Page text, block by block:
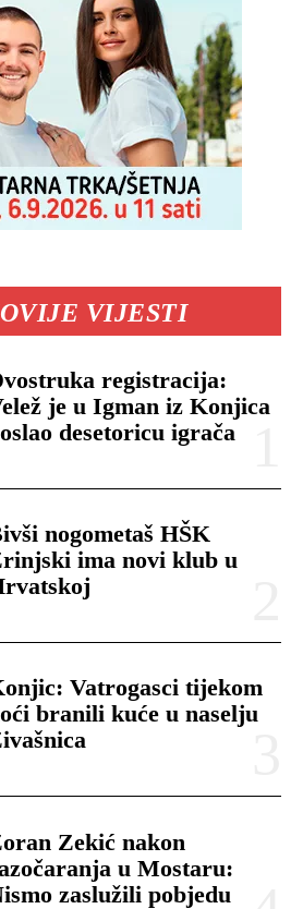
VIJESTI
registracija:
je u Igman iz Konjica
desetoricu igrača
nogometaš HŠK
ima novi klub u
Vatrogasci tijekom
branili kuće u naselju
Zekić nakon
u Mostaru:
zaslužili pobjedu